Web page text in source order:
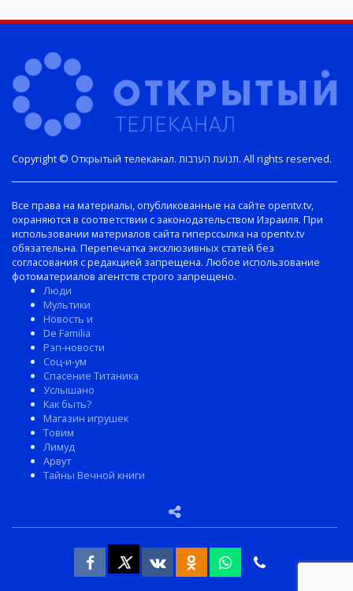
Copyright © Открытый телеканал. תנועת הערבות. All rights reserved.
Все права на материалы, опубликованные на сайте opentv.tv,
охраняются в соответствии с законодательством Израиля. При
использовании материалов сайта гиперссылка на opentv.tv
обязательна. Перепечатка эксклюзивных статей без
согласования с редакцией запрещена. Любое использование
фотоматериалов агентств строго запрещено.
Люди
Мультики
Новость и
De Familia
Рэп-новости
Соц-и-ум
Спасение Титаника
Услышано
Как быть?
Магазин игрушек
Товим
Лимуд
Арвут
Тайны Вечной книги